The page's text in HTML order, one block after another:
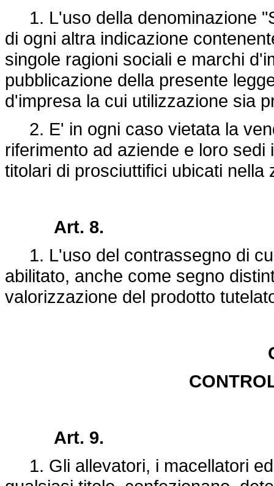
1. L'uso della denominazione
di ogni altra indicazione
singole ragioni sociali e marchi
pubblicazione della presente
d'impresa la cui utilizzazione sia
2. E' in ogni caso vietata la
riferimento ad aziende e loro
titolari di prosciuttifici ubicati nella
Art. 8.
1. L'uso del contrassegno di
abilitato, anche come segno
valorizzazione del prodotto
Art. 9.
1. Gli allevatori, i macellatori